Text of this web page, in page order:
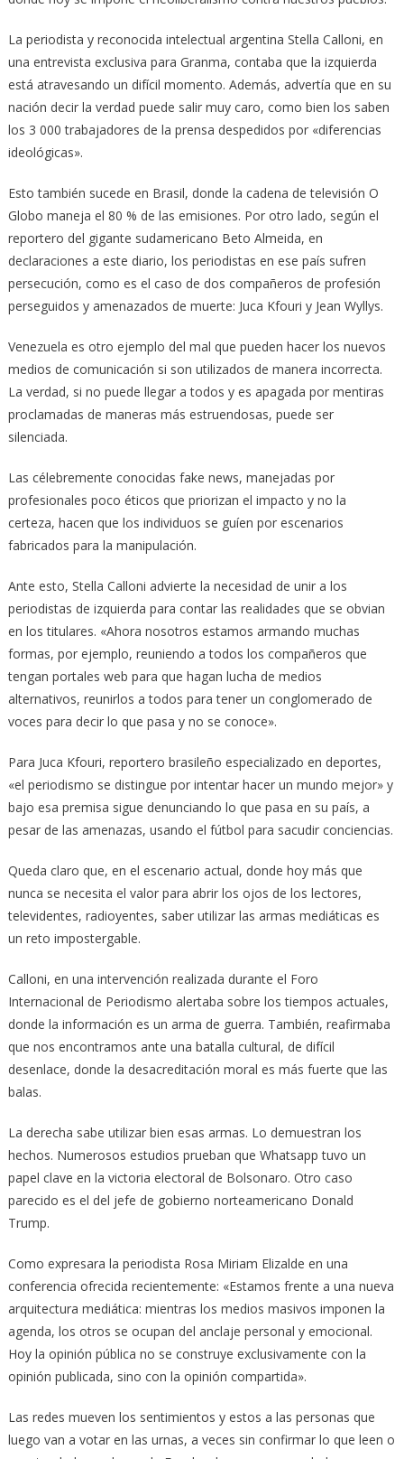
La periodista y reconocida intelectual argentina Stella Calloni, en
una entrevista exclusiva para Granma, contaba que la izquierda
está atravesando un difícil momento. Además, advertía que en su
nación decir la verdad puede salir muy caro, como bien los saben
los 3 000 trabajadores de la prensa despedidos por «diferencias
ideológicas».
Esto también sucede en Brasil, donde la cadena de televisión O
Globo maneja el 80 % de las emisiones. Por otro lado, según el
reportero del gigante sudamericano Beto Almeida, en
declaraciones a este diario, los periodistas en ese país sufren
persecución, como es el caso de dos compañeros de profesión
perseguidos y amenazados de muerte: Juca Kfouri y Jean Wyllys.
Venezuela es otro ejemplo del mal que pueden hacer los nuevos
medios de comunicación si son utilizados de manera incorrecta.
La verdad, si no puede llegar a todos y es apagada por mentiras
proclamadas de maneras más estruendosas, puede ser
silenciada.
Las célebremente conocidas fake news, manejadas por
profesionales poco éticos que priorizan el impacto y no la
certeza, hacen que los individuos se guíen por escenarios
fabricados para la manipulación.
Ante esto, Stella Calloni advierte la necesidad de unir a los
periodistas de izquierda para contar las realidades que se obvian
en los titulares. «Ahora nosotros estamos armando muchas
formas, por ejemplo, reuniendo a todos los compañeros que
tengan portales web para que hagan lucha de medios
alternativos, reunirlos a todos para tener un conglomerado de
voces para decir lo que pasa y no se conoce».
Para Juca Kfouri, reportero brasileño especializado en deportes,
«el periodismo se distingue por intentar hacer un mundo mejor» y
bajo esa premisa sigue denunciando lo que pasa en su país, a
pesar de las amenazas, usando el fútbol para sacudir conciencias.
Queda claro que, en el escenario actual, donde hoy más que
nunca se necesita el valor para abrir los ojos de los lectores,
televidentes, radioyentes, saber utilizar las armas mediáticas es
un reto impostergable.
Calloni, en una intervención realizada durante el Foro
Internacional de Periodismo alertaba sobre los tiempos actuales,
donde la información es un arma de guerra. También, reafirmaba
que nos encontramos ante una batalla cultural, de difícil
desenlace, donde la desacreditación moral es más fuerte que las
balas.
La derecha sabe utilizar bien esas armas. Lo demuestran los
hechos. Numerosos estudios prueban que Whatsapp tuvo un
papel clave en la victoria electoral de Bolsonaro. Otro caso
parecido es el del jefe de gobierno norteamericano Donald
Trump.
Como expresara la periodista Rosa Miriam Elizalde en una
conferencia ofrecida recientemente: «Estamos frente a una nueva
arquitectura mediática: mientras los medios masivos imponen la
agenda, los otros se ocupan del anclaje personal y emocional.
Hoy la opinión pública no se construye exclusivamente con la
opinión publicada, sino con la opinión compartida».
Las redes mueven los sentimientos y estos a las personas que
luego van a votar en las urnas, a veces sin confirmar lo que leen o